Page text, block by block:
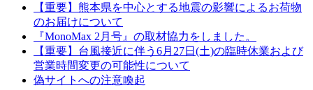
【重要】熊本県を中心とする地震の影響によるお荷物
のお届けについて
『MonoMax 2月号』の取材協力をしました。
【重要】台風接近に伴う6月27日(土)の臨時休業および
営業時間変更の可能性について
偽サイトへの注意喚起